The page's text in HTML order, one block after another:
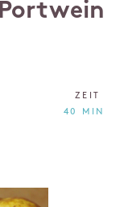
ZEIT
40 MIN